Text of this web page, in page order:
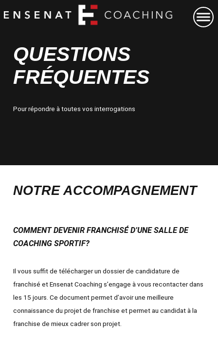
QUESTIONS
FRÉQUENTES
Pour répondre à toutes vos interrogations
NOTRE ACCOMPAGNEMENT
COMMENT DEVENIR FRANCHISÉ D’UNE SALLE DE
COACHING SPORTIF?
Il vous suffit de télécharger un dossier de candidature de
franchisé et Ensenat Coaching s’engage à vous recontacter dans
les 15 jours. Ce document permet d’avoir une meilleure
connaissance du projet de franchise et permet au candidat à la
franchise de mieux cadrer son projet.